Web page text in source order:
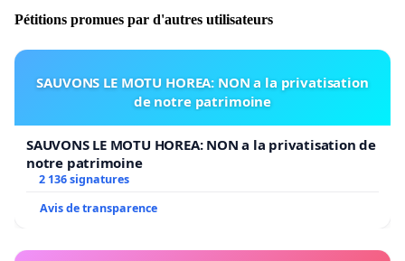
Pétitions promues par d'autres utilisateurs
SAUVONS LE MOTU HOREA: NON a la privatisation
de notre patrimoine
SAUVONS LE MOTU HOREA: NON a la privatisation de
notre patrimoine
2 136 signatures
Avis de transparence